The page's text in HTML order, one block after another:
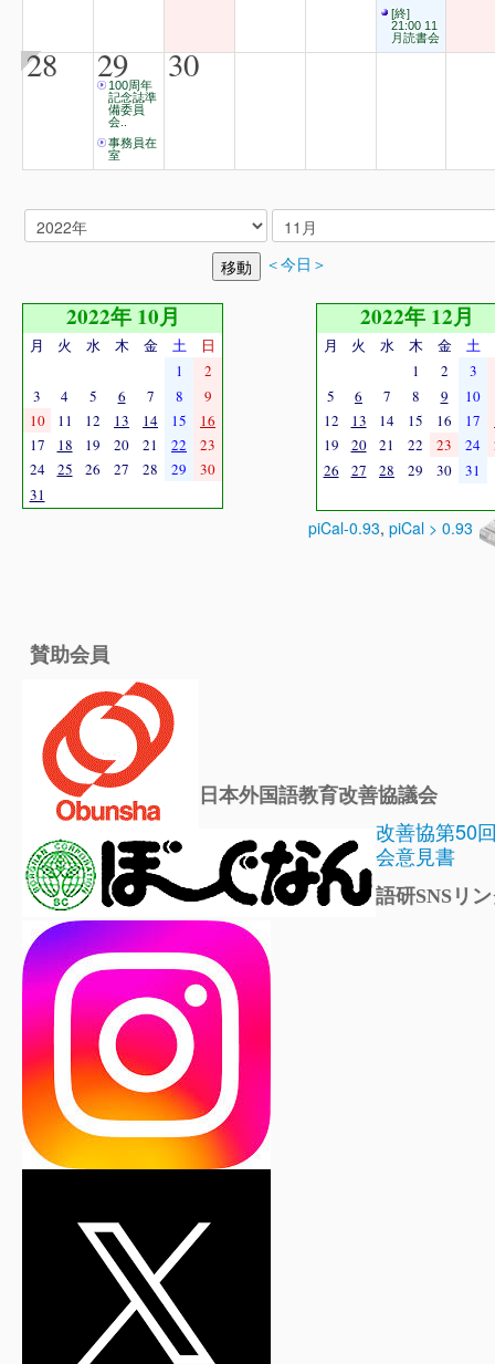
[終]
21:00 11
月読書会
28 29
100周年
記念誌準
備委員
会..
事務員在
室
30
＜今日＞
2022年 10月
月 火 水 木 金 土
日
1
2
3
4 5 6 7 8
9
10
11 12 13 14 15
16
17
18 19 20 21 22
23
24
25 26 27 28 29
30
31
2022年 12月
月 火 水 木 金 土
1
2
3
5
6 7 8 9 10
12
13 14 15 16 17
19
20 21 22 23 24
26
27 28 29 30 31
piCal-0.93, piCal > 0.93
賛助会員
日本外国語教育改善協議会
改善協第50
会意見書
語研SNSリ